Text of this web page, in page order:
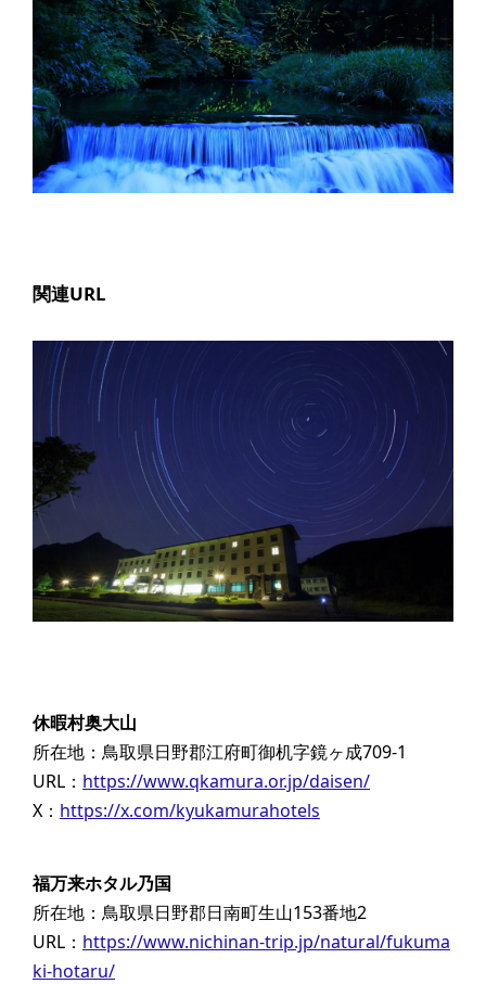
関連URL
休暇村奥大山
所在地：鳥取県日野郡江府町御机字鏡ヶ成709-1
URL： https://www.qkamura.or.jp/daisen/
X： https://x.com/kyukamurahotels
福万来ホタル乃国
所在地：鳥取県日野郡日南町生山153番地2
URL： https://www.nichinan-trip.jp/natural/fukuma
ki-hotaru/